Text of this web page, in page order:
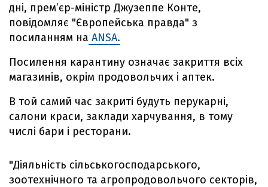
дні, прем’єр-міністр Джузеппе Конте,
повідомляє "Європейська правда" з
посиланням на ANSA.
Посилення карантину означає закриття всіх
магазинів, окрім продовольчих і аптек.
В той самий час закриті будуть перукарні,
салони краси, заклади харчування, в тому
числі бари і ресторани.
"Діяльність сільськогосподарського,
зоотехнічного та агропродовольчого секторів,